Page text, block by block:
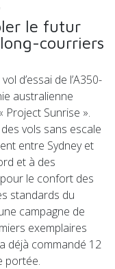
le futur
courriers
d’essai de l’A350-
australienne
Project Sunrise ».
vols sans escale
entre Sydney et
et à des
le confort des
standards du
campagne de
exemplaires
déjà commandé 12
portée.